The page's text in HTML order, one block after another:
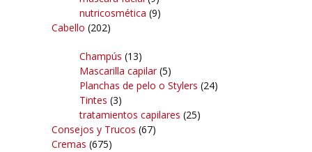
nutricosmética (9)
Cabello (202)
Champús (13)
Mascarilla capilar(5)
Planchas de pelo o Stylers (24)
Tintes (3)
tratamientos capilares (25)
Consejos y Trucos (67)
Cremas (675)